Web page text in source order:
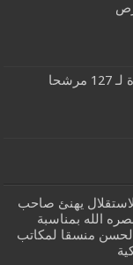
البحرية الملكية تقدم المساعدة لـ 127 مرشحا
يهنئ صاحب
الله بمناسبة
الحسن منسقا لمكاتب